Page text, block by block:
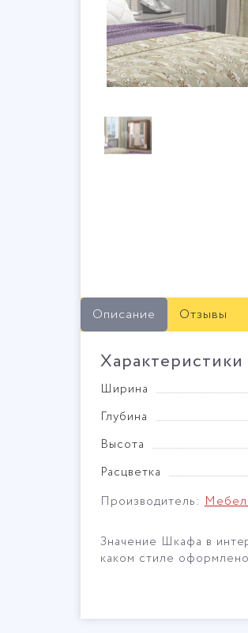
Описание Отзывы
Характеристики
Ширина
Глубина
Высота
Расцветка
Производитель:
Значение Шкафа в
каком стиле